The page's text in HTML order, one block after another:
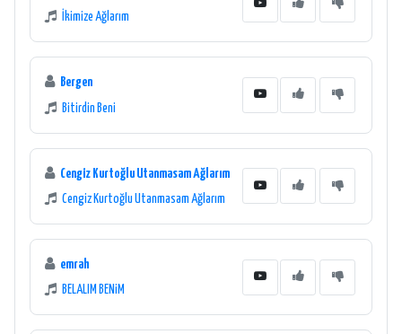
İkimize Ağlarım
Bergen
Bitirdin Beni
Cengiz Kurtoğlu Utanmasam Ağlarım
Cengiz Kurtoğlu Utanmasam Ağlarım
emrah
BELALIM BENiM